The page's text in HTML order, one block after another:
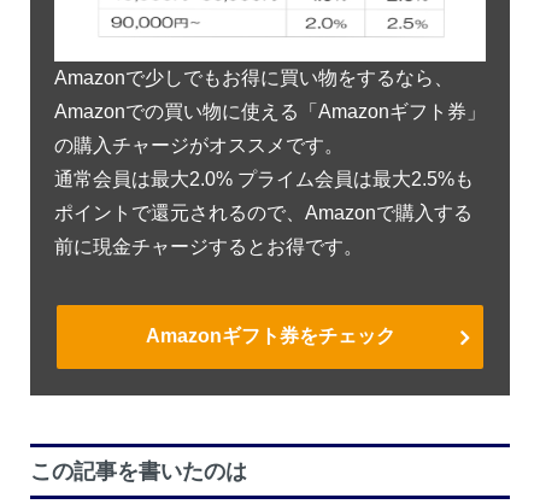
Amazonで少しでもお得に買い物をするなら、
Amazonでの買い物に使える「Amazonギフト券」
の購入チャージがオススメです。
通常会員は最大2.0% プライム会員は最大2.5%も
ポイントで還元されるので、Amazonで購入する
前に現金チャージするとお得です。
Amazonギフト券をチェック
この記事を書いたのは